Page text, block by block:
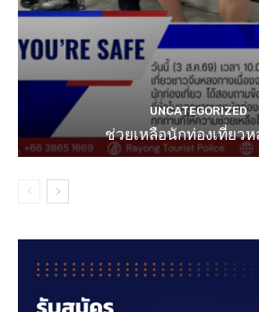
UNCATEGORIZED
ช่วยเหลือนักท่องเที่ยวห